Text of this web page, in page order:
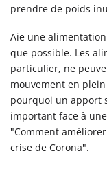
prendre de poids
Aie une
que possible. Les
particulier, ne
mouvement en
pourquoi un apport
important face à
"Comment
crise de Corona".